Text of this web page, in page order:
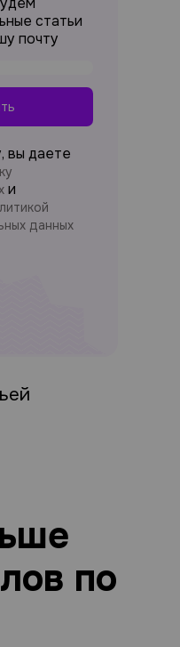
статьи
почту
вы даете
и
данных
по